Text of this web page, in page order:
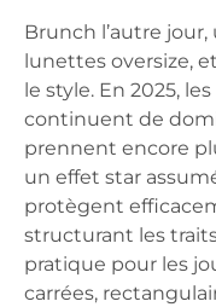
Brunch l’autre
lunettes oversize,
le style. En 2025,
continuent de
prennent encore
un effet star
protègent
structurant les
pratique pour les
carrées,